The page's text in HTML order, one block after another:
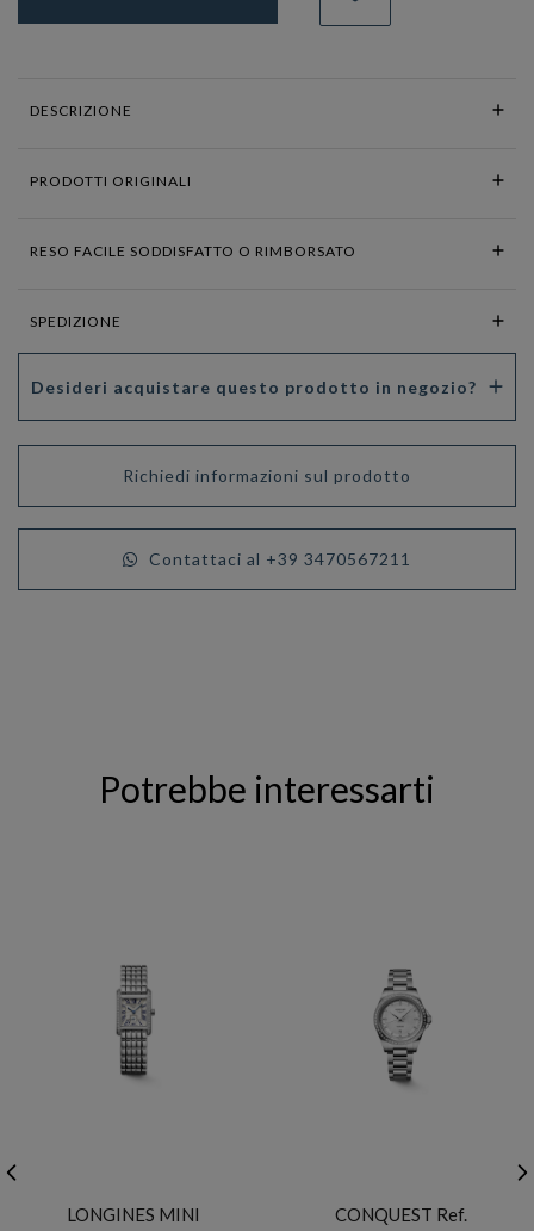
DESCRIZIONE
PRODOTTI ORIGINALI
RESO FACILE SODDISFATTO O RIMBORSATO
SPEDIZIONE
Desideri acquistare questo prodotto in negozio?
Richiedi informazioni sul prodotto
Contattaci al +39 3470567211
Potrebbe interessarti
LONGINES MINI
CONQUEST Ref.